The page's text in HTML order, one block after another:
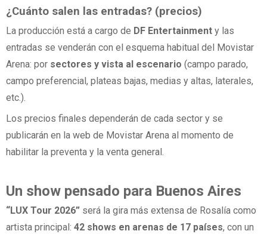
¿Cuánto salen las entradas? (precios)
La producción está a cargo de DF Entertainment y las
entradas se venderán con el esquema habitual del Movistar
Arena: por sectores y vista al escenario (campo parado,
campo preferencial, plateas bajas, medias y altas, laterales,
etc.).
Los precios finales dependerán de cada sector y se
publicarán en la web de Movistar Arena al momento de
habilitar la preventa y la venta general.
Un show pensado para Buenos Aires
“LUX Tour 2026” será la gira más extensa de Rosalía como
artista principal: 42 shows en arenas de 17 países, con un